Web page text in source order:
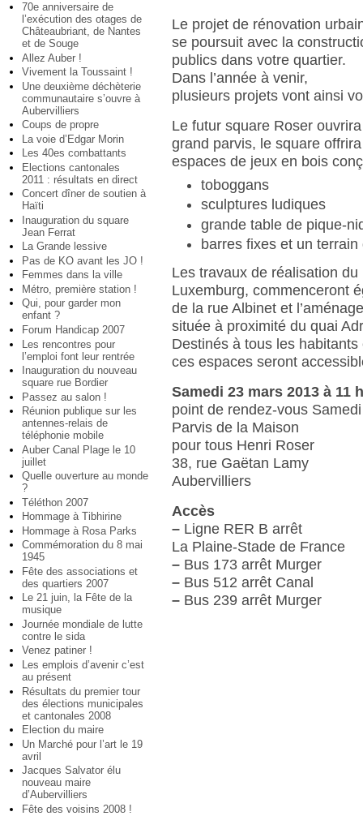
70e anniversaire de
l’exécution des otages de
Châteaubriant, de Nantes
et de Souge
Allez Auber !
Vivement la Toussaint !
Une deuxième déchèterie
communautaire s’ouvre à
Aubervilliers
Coups de propre
La voie d’Edgar Morin
Les 40es combattants
Elections cantonales
2011 : résultats en direct
Concert dîner de soutien à
Haïti
Inauguration du square
Jean Ferrat
La Grande lessive
Pas de KO avant les JO !
Femmes dans la ville
Métro, première station !
Qui, pour garder mon
enfant ?
Forum Handicap 2007
Les rencontres pour
l’emploi font leur rentrée
Inauguration du nouveau
square rue Bordier
Passez au salon !
Réunion publique sur les
antennes-relais de
téléphonie mobile
Auber Canal Plage le 10
juillet
Quelle ouverture au monde
?
Téléthon 2007
Hommage à Tibhirine
Hommage à Rosa Parks
Commémoration du 8 mai
1945
Fête des associations et
des quartiers 2007
Le 21 juin, la Fête de la
musique
Journée mondiale de lutte
contre le sida
Venez patiner !
Les emplois d’avenir c’est
au présent
Résultats du premier tour
des élections municipales
et cantonales 2008
Election du maire
Un Marché pour l’art le 19
avril
Jacques Salvator élu
nouveau maire
d’Aubervilliers
Fête des voisins 2008 !
Le projet de rénovation
se poursuit avec la
publics dans votre quartier.
Dans l’année à venir,
plusieurs projets vont ainsi
Le futur square Roser
grand parvis, le square
espaces de jeux en bois
toboggans
sculptures ludiques
grande table de pique-
barres fixes et un
Les travaux de réalisation
Luxemburg, commenceront
de la rue Albinet et
située à proximité du quai
Destinés à tous les
ces espaces seront
Samedi 23 mars 2013 à 11
point de rendez-vous
Parvis de la Maison
pour tous Henri Roser
38, rue Gaëtan Lamy
Aubervilliers
Accès
– Ligne RER B arrêt
La Plaine-Stade de France
– Bus 173 arrêt Murger
– Bus 512 arrêt Canal
– Bus 239 arrêt Murger